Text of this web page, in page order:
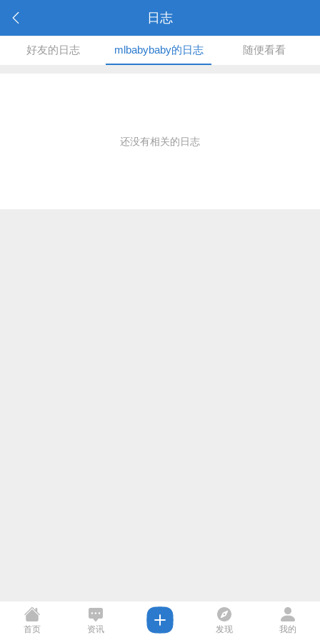
日志
好友的日志 mlbabybaby的日志 随便看看
还没有相关的日志
首页 资讯 发现 我的